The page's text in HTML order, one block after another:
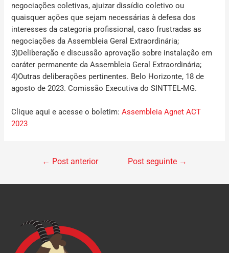
negociações coletivas, ajuizar dissídio coletivo ou
quaisquer ações que sejam necessárias à defesa dos
interesses da categoria profissional, caso frustradas as
negociações da Assembleia Geral Extraordinária;
3)Deliberação e discussão aprovação sobre instalação em
caráter permanente da Assembleia Geral Extraordinária;
4)Outras deliberações pertinentes. Belo Horizonte, 18 de
agosto de 2023. Comissão Executiva do SINTTEL-MG.
Clique aqui e acesse o boletim:Assembleia Agnet ACT
2023
← Post anterior Post seguinte →